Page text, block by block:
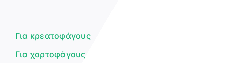
Για κρεατοφάγους
Για χορτοφάγους